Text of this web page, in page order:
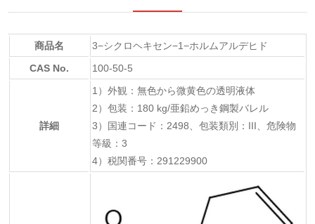
商品名
3−シクロヘキセン−1−ホルムアルデヒド
CAS No.
100-50-5
詳細
1）外観：無色から微黄色の透明液体
2）包装：180 kg/亜鉛めっき鋼製バレル
3）国連コード：2498、包装類別：III、危険物
等級：3
4）税関番号：291229900